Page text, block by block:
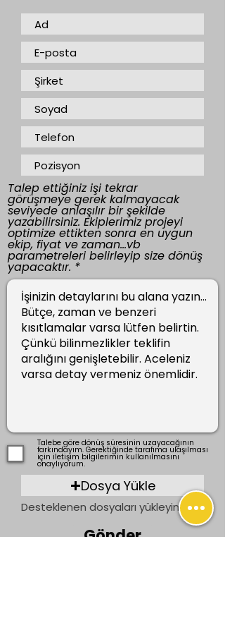
Talep ettiğiniz işi tekrar
görüşmeye gerek kalmayacak
seviyede anlaşılır bir şekilde
yazabilirsiniz. Ekiplerimiz projeyi
optimize ettikten sonra en uygun
ekip, fiyat ve zaman...vb
parametreleri belirleyip size dönüş
yapacaktır.
Talebe göre dönüş süresinin uzayacağının
farkındayım. Gerektiğinde tarafıma ulaşılması
için iletişim bilgilerimin kullanılmasını
onaylıyorum.
Dosya Yükle
Desteklenen dosyaları yükleyin (En fazla 15 MB)
Gönder